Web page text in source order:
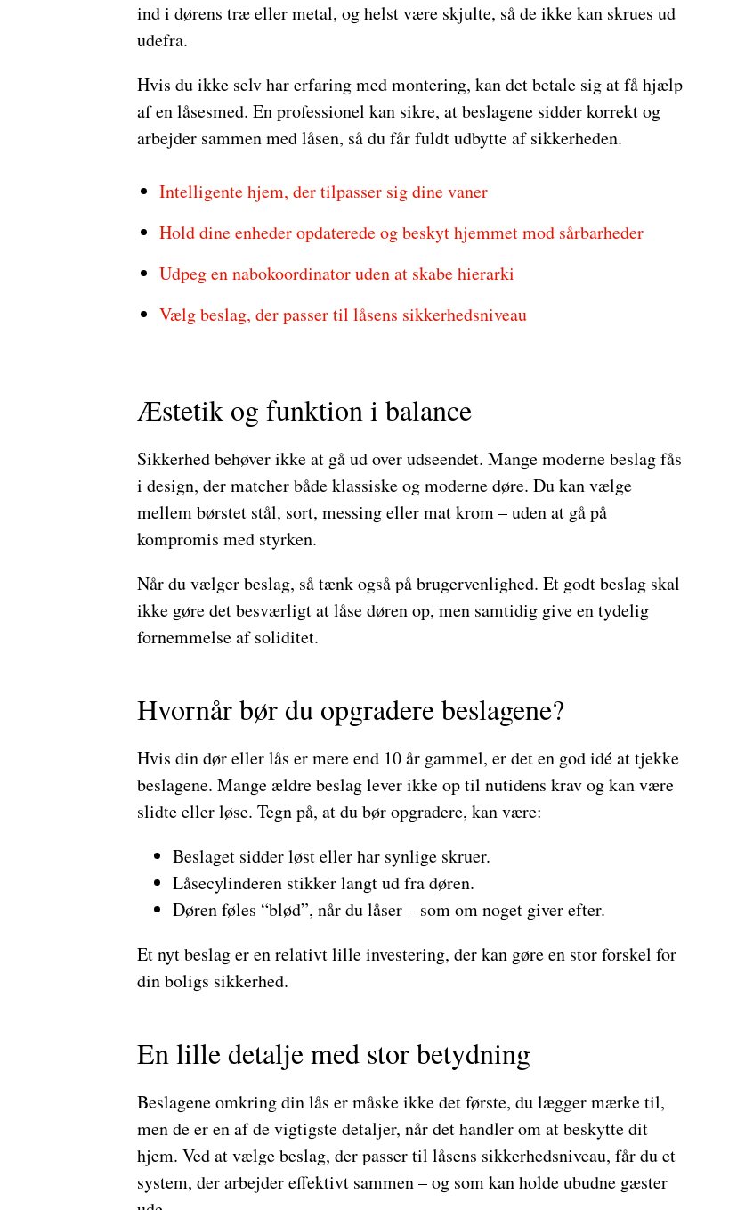
ind i dørens træ eller metal, og helst være skjulte, så de ikke kan skrues ud
udefra.
Hvis du ikke selv har erfaring med montering, kan det betale sig at få hjælp
af en låsesmed. En professionel kan sikre, at beslagene sidder korrekt og
arbejder sammen med låsen, så du får fuldt udbytte af sikkerheden.
Intelligente hjem, der tilpasser sig dine vaner
Hold dine enheder opdaterede og beskyt hjemmet mod sårbarheder
Udpeg en nabokoordinator uden at skabe hierarki
Vælg beslag, der passer til låsens sikkerhedsniveau
Æstetik og funktion i balance
Sikkerhed behøver ikke at gå ud over udseendet. Mange moderne beslag fås
i design, der matcher både klassiske og moderne døre. Du kan vælge
mellem børstet stål, sort, messing eller mat krom – uden at gå på
kompromis med styrken.
Når du vælger beslag, så tænk også på brugervenlighed. Et godt beslag skal
ikke gøre det besværligt at låse døren op, men samtidig give en tydelig
fornemmelse af soliditet.
Hvornår bør du opgradere beslagene?
Hvis din dør eller lås er mere end 10 år gammel, er det en god idé at tjekke
beslagene. Mange ældre beslag lever ikke op til nutidens krav og kan være
slidte eller løse. Tegn på, at du bør opgradere, kan være:
Beslaget sidder løst eller har synlige skruer.
Låsecylinderen stikker langt ud fra døren.
Døren føles “blød”, når du låser – som om noget giver efter.
Et nyt beslag er en relativt lille investering, der kan gøre en stor forskel for
din boligs sikkerhed.
En lille detalje med stor betydning
Beslagene omkring din lås er måske ikke det første, du lægger mærke til,
men de er en af de vigtigste detaljer, når det handler om at beskytte dit
hjem. Ved at vælge beslag, der passer til låsens sikkerhedsniveau, får du et
system, der arbejder effektivt sammen – og som kan holde ubudne gæster